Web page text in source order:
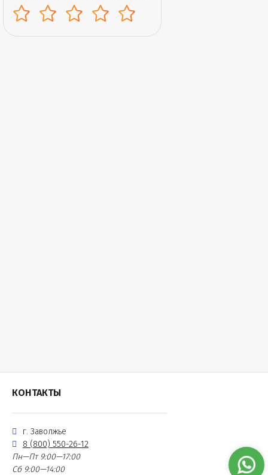
КОНТАКТЫ
г. Заволжье
8 (800) 550-26-12
Пн—Пт 9:00—17:00
Сб 9:00—14:00